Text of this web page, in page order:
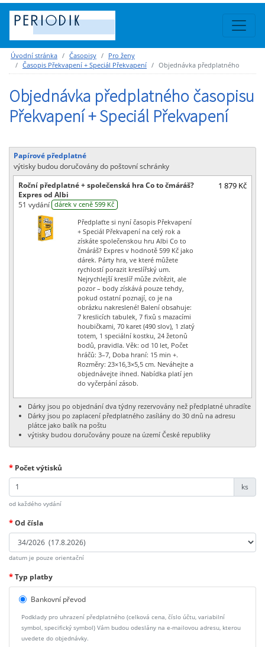
Úvodní stránka Časopisy
Pro ženy
Časopis Překvapení + Speciál Překvapení
Objednávka předplatného
Objednávka předplatného časopisu
Překvapení + Speciál Překvapení
Papírové předplatné
výtisky budou doručovány do poštovní schránky
Roční předplatné + společenská hra Co to čmáráš?
Expres od Albi
51 vydání dárek v ceně 599 Kč
1 879 Kč
Předplaťte si nyní časopis Překvapení
+ Speciál Překvapení na celý rok a
získáte společenskou hru Albi Co to
čmáráš? Expres v hodnotě 599 Kč jako
dárek. Párty hra, ve které můžete
rychlostí porazit kreslířský um.
Nejrychlejší kreslíř může zvítězit, ale
pozor – body získává pouze tehdy,
pokud ostatní poznají, co je na
obrázku nakreslené! Balení obsahuje:
7 kreslicích tabulek, 7 fixů s mazacími
houbičkami, 70 karet (490 slov), 1 zlatý
totem, 1 speciální kostku, 24 žetonů
bodů, pravidla. Věk: od 10 let, Počet
hráčů: 3–7, Doba hraní: 15 min +.
Rozměry: 23×16,3×5,5 cm. Neváhejte a
objednávejte ihned. Nabídka platí jen
do vyčerpání zásob.
Dárky jsou po objednání dva týdny rezervovány než předplatné uhradíte
Dárky jsou po zaplacení předplatného zasílány do 30 dnů na adresu
plátce jako balík na poštu
výtisky budou doručovány pouze na území České republiky
* Počet výtisků
ks
od každého vydání
*Od čísla
datum je pouze orientační
*Typ platby
Bankovní převod
Podklady pro uhrazení předplatného (celková cena, číslo účtu, variabilní
symbol, specifický symbol) Vám budou odeslány na e-mailovou adresu, kterou
uvedete do objednávky.